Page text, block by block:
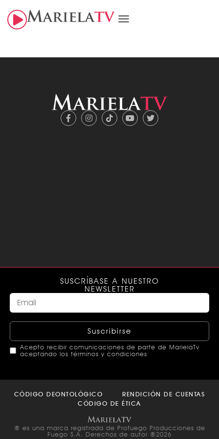
SUSCRÍBASE A NUESTRO
NEWSLETTER
Suscribirse
Acepto recibir comunicaciones de parte de MarielaTv
aceptando los términos y condiciones
should
CÓDIGO DEONTOLÓGICO
RENDICIÓN DE CUENTAS
CÓDIGO DE ÉTICA
® es una marca registrada de Profuego Producciones de
Fuego S.A. Derechos de autor ®2026